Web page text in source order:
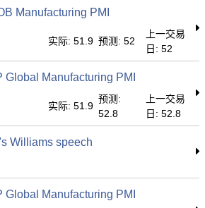
Manufacturing PMI
实际: 51.9 预测: 52
上一交易
日: 52
Global Manufacturing PMI
实际: 51.9
预测:
52.8
上一交易
日: 52.8
Williams speech
Global Manufacturing PMI